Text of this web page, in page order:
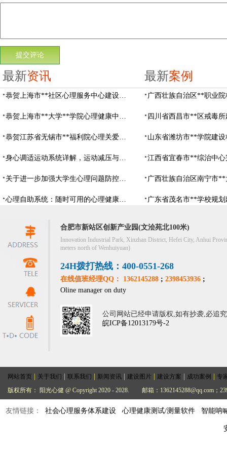
最新资讯
恭贺上海市**社区心理服务中心建设项目由阳光心健代理商中标
恭贺上海市**大学**学院心理健康中心建设项目由阳光心健代理商中标
恭贺江苏省无锡市**福利院心理关爱中心建设项目由阳光心健代理商中标
身心调适运动系统详解，运动减压与心理调适全指南
关于进一步加强大学生心理问题防控，防控大学生心理危机
心理自助系统：随时可用的心理健康自助服务平台
最新案例
合肥市新站区创新产业园(文浍苑北100米)
Innovation Industrial Park, Xinzhan District, Hefei City, Anhui
meters north of Wenhuiyuan)
24H拨打热线：400-0551-268
在线值班经理QQ： 1362145288 ; 2398453936 ;
Oline manager on duty
公司网站已经申请版权,如有抄袭,必追
皖ICP备12013179号-2
网站首页 关于我们 联系我们 新闻资讯 建设图片 建设方案 成功案例
专
版权所有： 阳光心健 @ Copyright 2020 - 2028.
邮箱：1362145288@qq.com；
友情链接： 社会心理服务体系建设 心理健康测试/测量软件 智能呐